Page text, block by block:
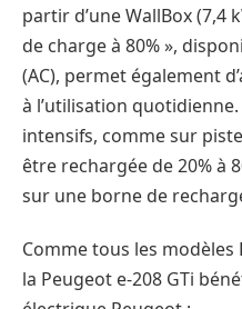
partir d’une WallBox (7,4
de charge à 80% »,
(AC), permet également
à l’utilisation
intensifs, comme sur
être rechargée de 20% à
sur une borne de
Comme tous les modèles
la Peugeot e-208 GTi